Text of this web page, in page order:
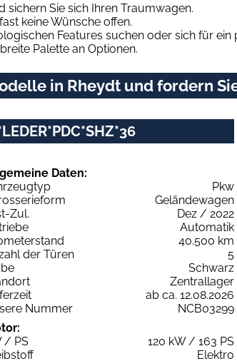
sichern Sie sich Ihren Traumwagen.
keine Wünsche offen.
Features suchen oder sich für
Palette an Optionen.
in Rheydt und fordern
Daten:
Pkw
Geländewagen
Zul.
Dez / 2022
Automatik
40.500 km
der Türen
5
Schwarz
Zentrallager
ab ca. 12.08.2026
Nummer
NCB03299
/ PS
120 kW / 163 PS
Elektro